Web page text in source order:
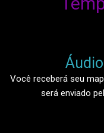
Você receberá seu
será enviado